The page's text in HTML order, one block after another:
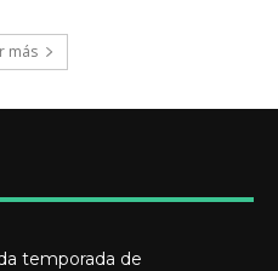
más
temporada de